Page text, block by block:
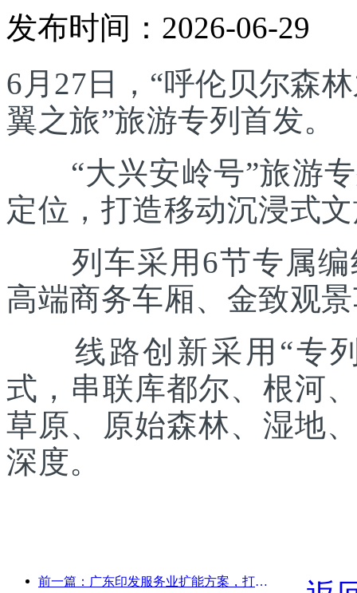
发布时间：2026-06-29
6月27日，“呼伦贝尔森
翼之旅”旅游专列首发。
“大兴安岭号”旅游专
定位，打造移动沉浸式
列车采用6节专属编
高端商务车厢、金致观
线路创新采用“专列
式，串联库都尔、根河
草原、原始森林、湿地
深度。
前一篇：广东印发服务业扩能方案，打造大湾区世界级旅游目的地